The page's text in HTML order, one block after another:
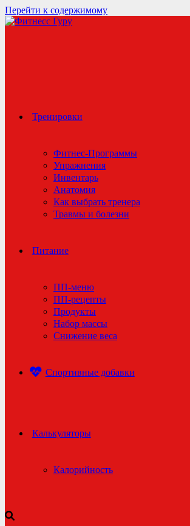
Перейти к содержимому
Тренировки
Фитнес-Программы
Упражнения
Инвентарь
Анатомия
Как выбрать тренера
Травмы и болезни
Питание
ПП-меню
ПП-рецепты
Продукты
Набор массы
Снижение веса
Спортивные добавки
Калькуляторы
Калорийность